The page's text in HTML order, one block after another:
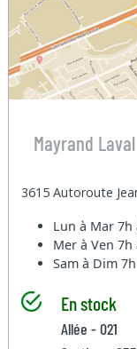
Mayrand Laval
3615 Autoroute
Lun à Mar7h
Mer à Ven7h
Sam à Dim
En stock
Allée - 021